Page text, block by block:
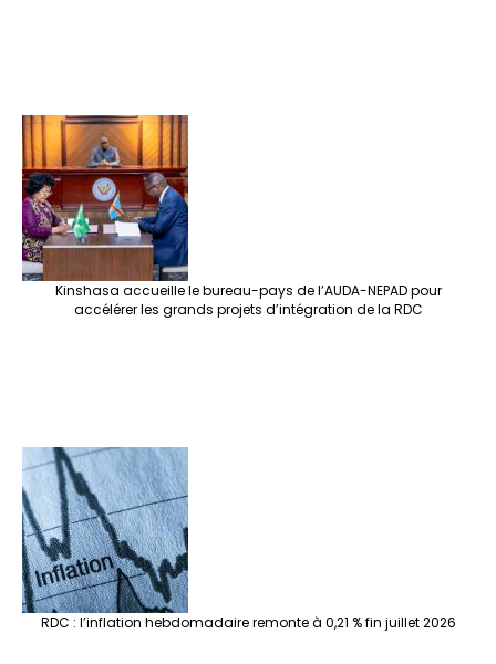
Kinshasa accueille le bureau-pays de l’AUDA-NEPAD pour
accélérer les grands projets d’intégration de la RDC
RDC : l’inflation hebdomadaire remonte à 0,21 % fin juillet 2026